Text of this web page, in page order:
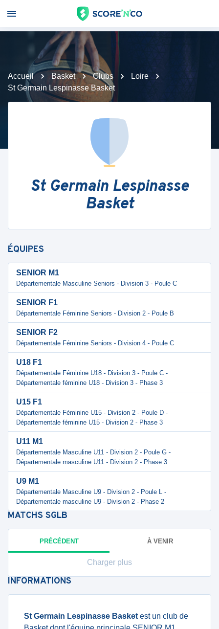
Accueil Basket Clubs
Loire
St Germain Lespinasse Basket
St Germain Lespinasse
Basket
ÉQUIPES
SENIOR M1
Départementale Masculine Seniors - Division 3 - Poule C
SENIOR F1
Départementale Féminine Seniors - Division 2 - Poule B
SENIOR F2
Départementale Féminine Seniors - Division 4 - Poule C
U18 F1
Départementale Féminine U18 - Division 3 - Poule C -
Départementale féminine U18 - Division 3 - Phase 3
U15 F1
Départementale Féminine U15 - Division 2 - Poule D -
Départementale féminine U15 - Division 2 - Phase 3
U11 M1
Départementale Masculine U11 - Division 2 - Poule G -
Départementale masculine U11 - Division 2 - Phase 3
U9 M1
Départementale Masculine U9 - Division 2 - Poule L -
Départementale masculine U9 - Division 2 - Phase 2
MATCHS SGLB
PRÉCÉDENT À VENIR
Charger plus
INFORMATIONS
St Germain Lespinasse Basket est un club de